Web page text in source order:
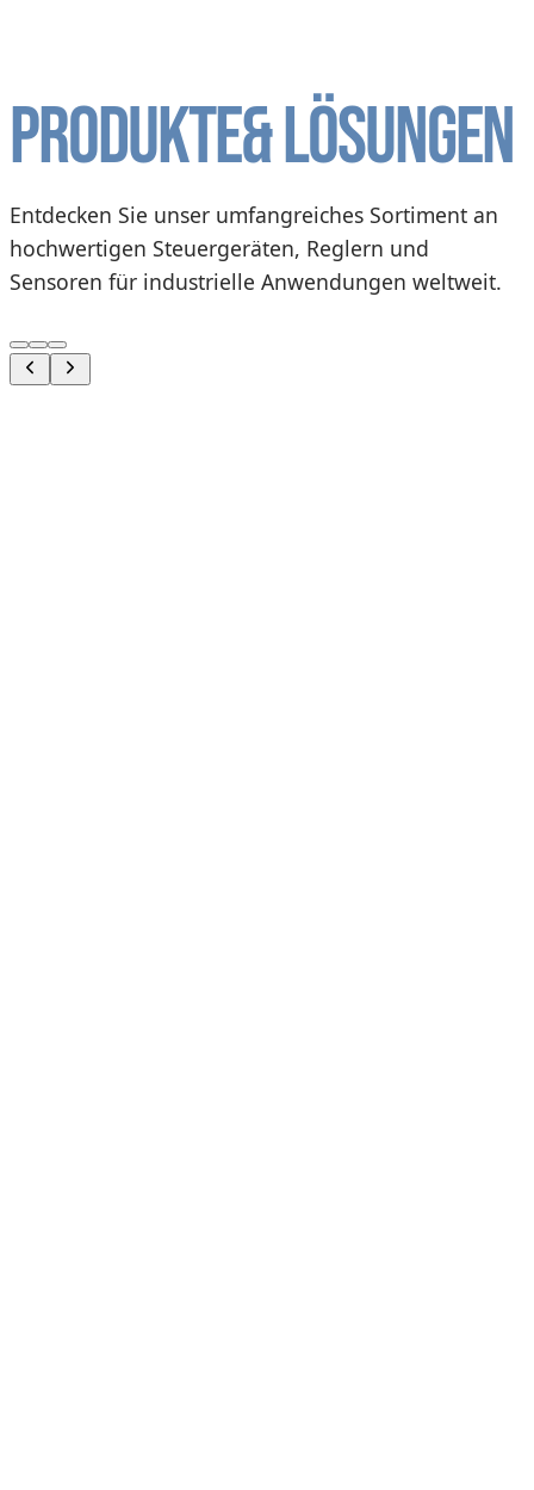
Produkte& Lösungen
Entdecken Sie unser umfangreiches Sortiment an
hochwertigen Steuergeräten, Reglern und
Sensoren für industrielle Anwendungen weltweit.